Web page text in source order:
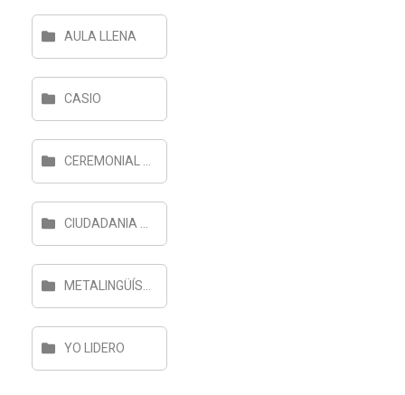
AULA LLENA
CASIO
CEREMONIAL Y PROTOCOLO
CIUDADANIA DIGITAL
METALINGÜÍSTICA
YO LIDERO